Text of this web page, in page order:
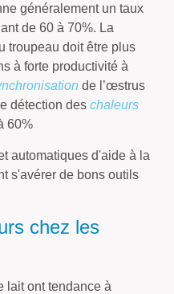
généralement un taux
de 60 à 70%. La
troupeau doit être plus
à forte productivité à
de l’œstrus
détection des chaleurs
60%
automatiques d'aide à la
s'avérer de bons outils
chez les
lait ont tendance à